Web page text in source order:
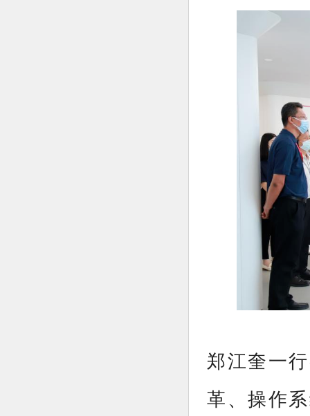
郑江奎一
革、操作